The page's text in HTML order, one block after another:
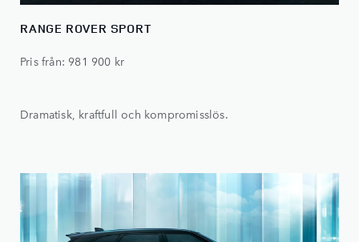
RANGE ROVER SPORT
Pris från: 981 900 kr
Dramatisk, kraftfull och kompromisslös.